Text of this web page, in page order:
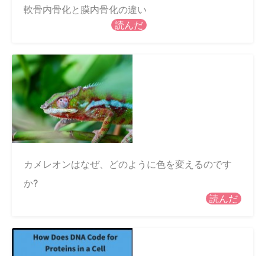
軟骨内骨化と膜内骨化の違い
読んだ
カメレオンはなぜ、どのように色を変えるのです
か?
読んだ